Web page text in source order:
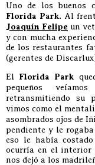
Uno de los buenos
Florida Park. Al
Joaquín Felipe un
y con mucha
de los restaurantes
(gerentes de
El Florida Park
pequeños
retransmitiendo su
vimos como el
asombrados ojos de
pendiente y le
eso le había
ocurría en el interior
nos dejó a los